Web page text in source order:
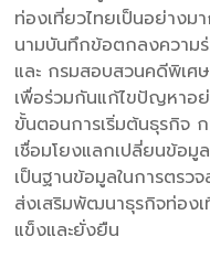
ท่องเที่ยวไทยเป็นอย่าง
นามบันทึกข้อตกลงความ
และ กรมสอบสวนคดีพิเศ
เพื่อร่วมกันแก้ไขปัญหาอ
ขั้นตอนการเริ่มต้นธุรกิจ
เชื่อมโยงแลกเปลี่ยนข้อมู
เป็นฐานข้อมูลในการตร
ส่งเสริมพัฒนาธุรกิจท่องเ
แข็งและยั่งยืน